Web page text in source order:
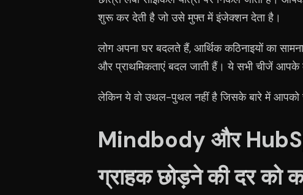
शुरू कर देती है जो उसे मुफ्त में इंजेक्शन देता है।
लोग अपना घर बदलते हैं, आर्थिक कठिनाइयों का
और प्राथमिकताएं बदल जाती हैं। ये सभी चीजें आपके
लेकिन ये वो उथल-पुथल नहीं है जिसके बारे में आपको
Mindbody और
ग्राहक छोड़ने की दर को